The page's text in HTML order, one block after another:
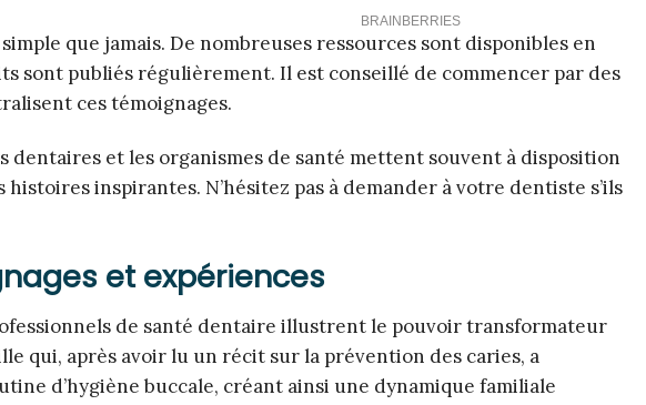
que jamais. De nombreuses ressources sont disponibles en
sont publiés régulièrement. Il est conseillé de commencer par des
ces témoignages.
dentaires et les organismes de santé mettent souvent à disposition
inspirantes. N’hésitez pas à demander à votre dentiste s’ils
et expériences
de santé dentaire illustrent le pouvoir transformateur
qui, après avoir lu un récit sur la prévention des caries, a
d’hygiène buccale, créant ainsi une dynamique familiale